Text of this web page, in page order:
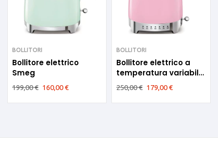
BOLLITORI
Bollitore elettrico
Smeg
199,00€ 160,00€
BOLLITORI
Bollitore elettrico a
temperatura variabile
Smeg KLF04PBEU
(Disponibile in vari
colori)
250,00€ 179,00€